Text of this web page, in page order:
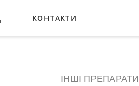
КОНТАКТИ
ІНШІ ПРЕПАРАТИ